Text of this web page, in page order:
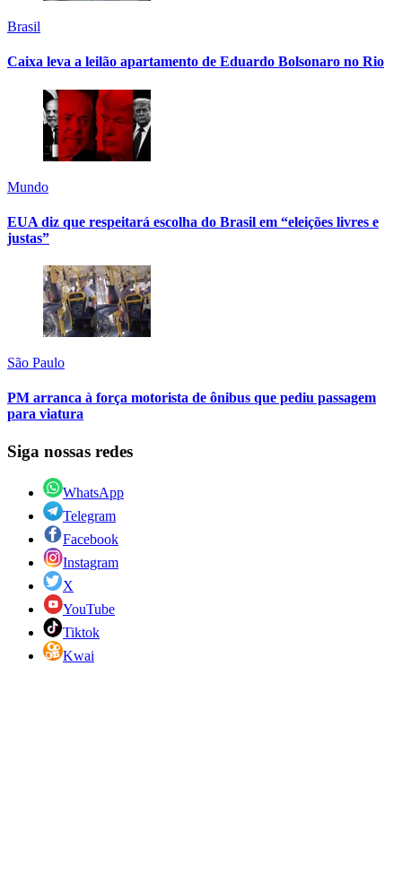
Brasil
Caixa leva a leilão apartamento de Eduardo Bolsonaro no Rio
Mundo
EUA diz que respeitará escolha do Brasil em “eleições livres e
justas”
São Paulo
PM arranca à força motorista de ônibus que pediu passagem
para viatura
Siga nossas redes
WhatsApp
Telegram
Facebook
Instagram
X
YouTube
Tiktok
Kwai